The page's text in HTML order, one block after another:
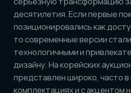
Дизайн и комфорт
Honda CR-V известен своим консервативным
подходом к экстерьеру. Кузов выглядит
сдержанно, что нравится тем, кто
предпочитает автомобиль без излишеств.